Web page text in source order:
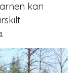
kan